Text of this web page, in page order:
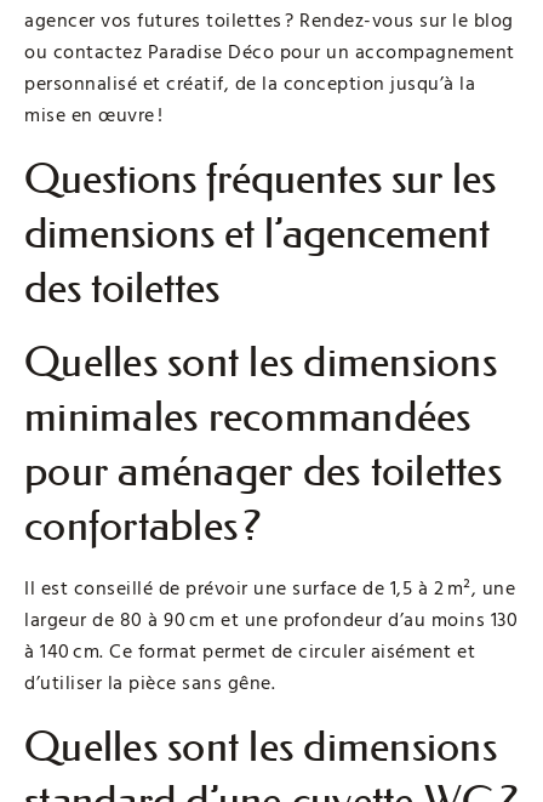
agencer vos futures toilettes ? Rendez-vous sur le blog
ou contactez Paradise Déco pour un accompagnement
personnalisé et créatif, de la conception jusqu’à la
mise en œuvre !
Questions fréquentes sur les
dimensions et l’agencement
des toilettes
Quelles sont les dimensions
minimales recommandées
pour aménager des toilettes
confortables ?
Il est conseillé de prévoir une surface de 1,5 à 2 m², une
largeur de 80 à 90 cm et une profondeur d’au moins 130
à 140 cm. Ce format permet de circuler aisément et
d’utiliser la pièce sans gêne.
Quelles sont les dimensions